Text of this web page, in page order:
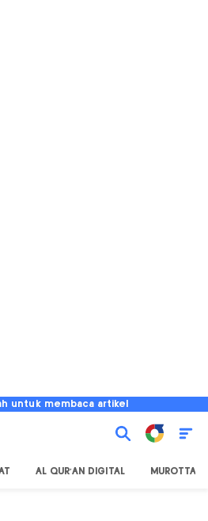
untuk membaca artikel
AL QUR'AN DIGITAL MUROTTAL